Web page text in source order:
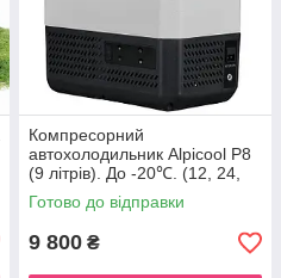
Компресорний
автохолодильник Alpicool P8
(9 літрів). До -20℃. (12, 24,
220 вольт)
Готово до відправки
9 800 ₴